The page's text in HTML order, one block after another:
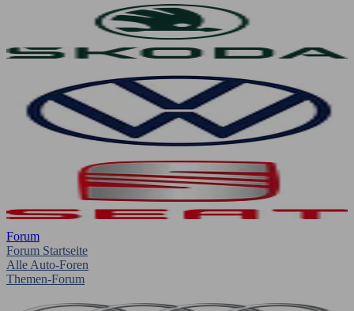
Forum
Forum Startseite
Alle Auto-Foren
Themen-Forum